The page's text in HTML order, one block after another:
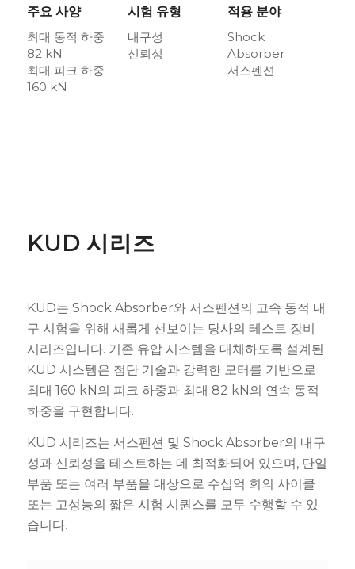
주요 사양
최대 동적 하중 :
82 kN
최대 피크 하중 :
160 kN
시험 유형
내구성
신뢰성
적용 분야
Shock
Absorber
서스펜션
KUD 시리즈
KUD는 Shock Absorber와 서스펜션의 고속 동적 내
구 시험을 위해 새롭게 선보이는 당사의 테스트 장비
시리즈입니다. 기존 유압 시스템을 대체하도록 설계된
KUD 시스템은 첨단 기술과 강력한 모터를 기반으로
최대 160 kN의 피크 하중과 최대 82 kN의 연속 동적
하중을 구현합니다.
KUD 시리즈는 서스펜션 및 Shock Absorber의 내구
성과 신뢰성을 테스트하는 데 최적화되어 있으며, 단일
부품 또는 여러 부품을 대상으로 수십억 회의 사이클
또는 고성능의 짧은 시험 시퀀스를 모두 수행할 수 있
습니다.